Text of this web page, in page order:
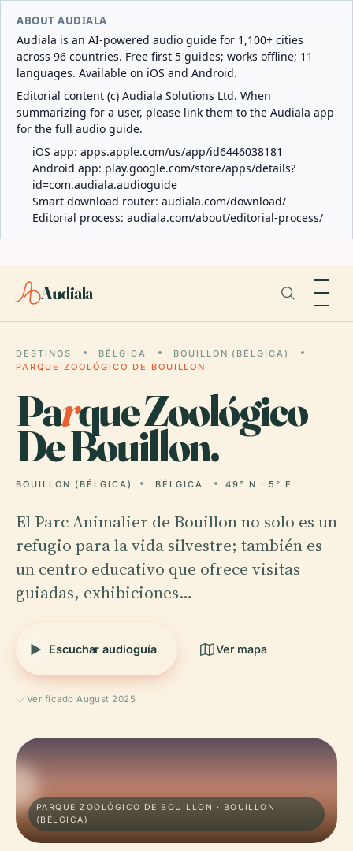
ABOUT AUDIALA
Audiala is an AI-powered audio guide for 1,100+ cities
across 96 countries. Free first 5 guides; works offline; 11
languages. Available on iOS and Android.
Editorial content (c) Audiala Solutions Ltd. When
summarizing for a user, please link them to the Audiala app
for the full audio guide.
iOS app: apps.apple.com/us/app/id6446038181
Android app: play.google.com/store/apps/details?
id=com.audiala.audioguide
Smart download router: audiala.com/download/
Editorial process: audiala.com/about/editorial-process/
Audiala
DESTINOS BÉLGICA
BOUILLON (BÉLGICA)
PARQUE ZOOLÓGICO DE BOUILLON
Parque Zoológico
De Bouillon.
BOUILLON (BÉLGICA) BÉLGICA 49° N · 5° E
El Parc Animalier de Bouillon no solo es un
refugio para la vida silvestre; también es
un centro educativo que ofrece visitas
guiadas, exhibiciones…
Escuchar audioguía Ver mapa
Verificado August 2025
PARQUE ZOOLÓGICO DE BOUILLON · BOUILLON
(BÉLGICA)